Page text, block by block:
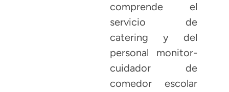
comprende el
servicio de
catering y del
personal monitor-
cuidador de
comedor escolar